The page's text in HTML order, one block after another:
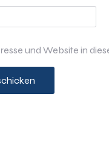
und Website in